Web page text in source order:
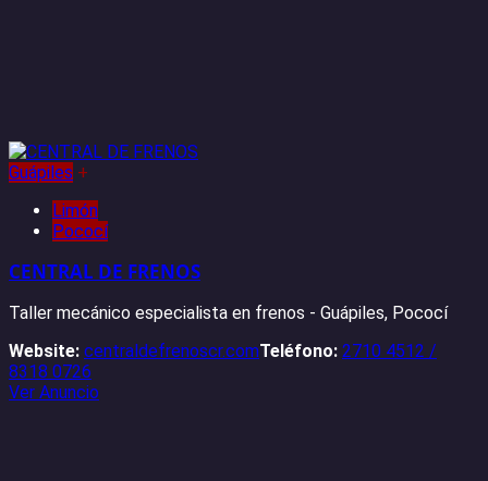
Guápiles +
Limón
Pococí
CENTRAL DE FRENOS
Taller mecánico especialista en frenos - Guápiles, Pococí
Website: centraldefrenoscr.comTeléfono: 2710 4512 /
8318 0726
Ver Anuncio